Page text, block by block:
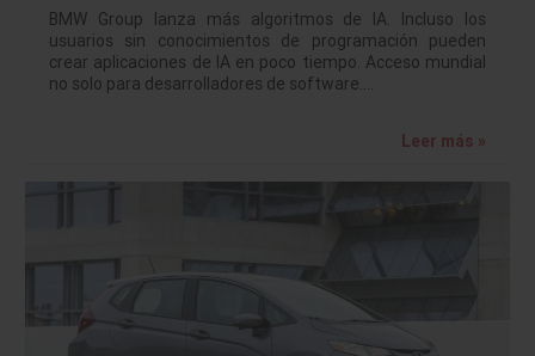
BMW Group lanza más algoritmos de IA. Incluso los
usuarios sin conocimientos de programación pueden
crear aplicaciones de IA en poco tiempo. Acceso mundial
no solo para desarrolladores de software.…
Leer más »